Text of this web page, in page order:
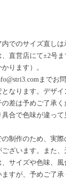
でのサイズ直しは
直営店にて±2号
ります）。
までお
なります。デザイ
差は予めご了承く
合で色味が違って
制作のため、実際
ざいます。また
サイズや色味、
すが、予めご了承